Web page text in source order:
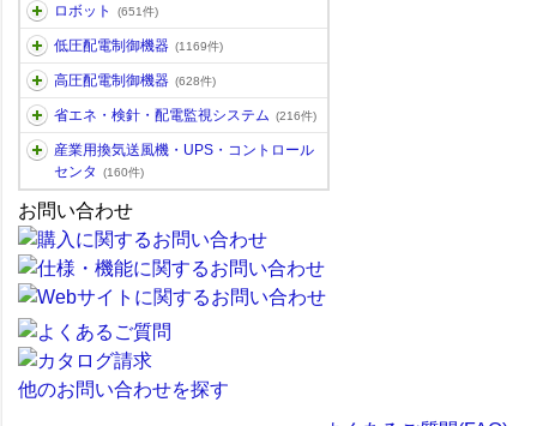
ロボット (651件)
低圧配電制御機器 (1169件)
高圧配電制御機器 (628件)
省エネ・検針・配電監視システム (216件)
産業用換気送風機・UPS・コントロール
センタ
(160件)
お問い合わせ
他のお問い合わせを探す